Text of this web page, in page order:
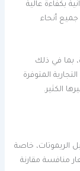
بكفاءة عالية
أنحاء
بما في ذلك
المتوفرة
الريموتات، خاصة
منافسة مقارنة